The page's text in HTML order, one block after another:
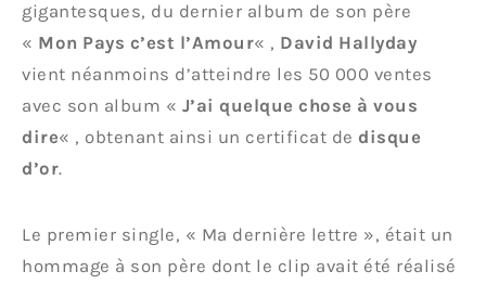
gigantesques, du dernier album de son père
« Mon Pays c’est l’Amour« , David Hallyday
vient néanmoins d’atteindre les 50 000 ventes
avec son album « J’ai quelque chose à vous
dire« , obtenant ainsi un certificat de disque
d’or.
Le premier single, « Ma dernière lettre », était un
hommage à son père dont le clip avait été réalisé